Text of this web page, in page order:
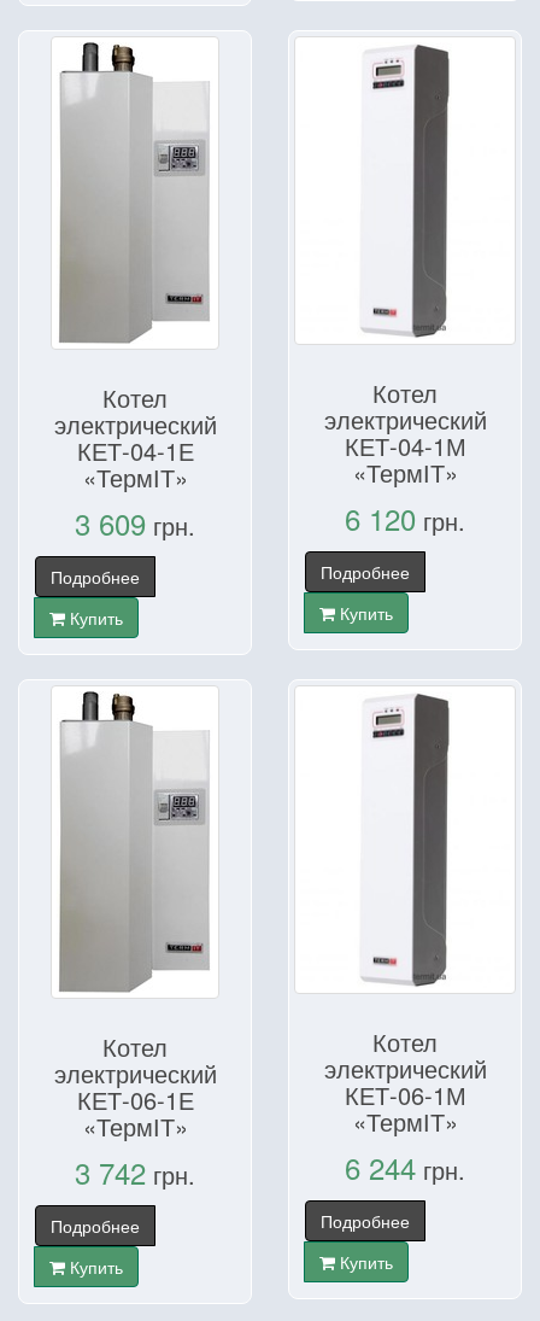
Котел
электрический
КЕТ-04-1Е
«ТермІТ»
3 609 грн.
Подробнее
Купить
Котел
электрический
КЕТ-04-1М
«ТермІТ»
6 120 грн.
Подробнее
Купить
Котел
электрический
КЕТ-06-1Е
«ТермІТ»
3 742 грн.
Подробнее
Купить
Котел
электрический
КЕТ-06-1М
«ТермІТ»
6 244 грн.
Подробнее
Купить